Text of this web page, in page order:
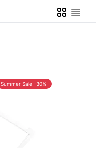
SiatkaLista
Summer Sale -30%